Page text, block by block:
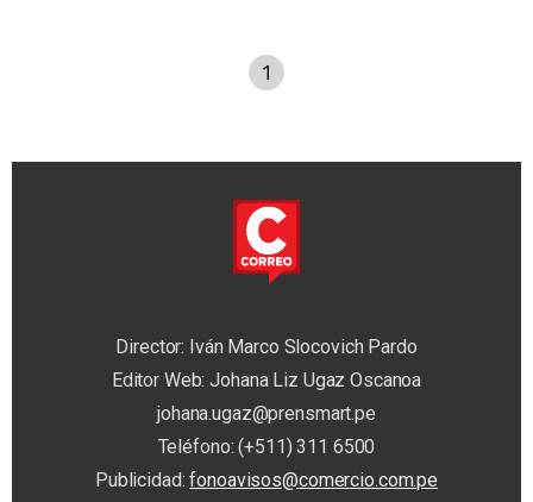
1
Director: Iván Marco Slocovich Pardo
Editor Web: Johana Liz Ugaz Oscanoa
johana.ugaz@prensmart.pe
Teléfono: (+511) 311 6500
Publicidad:fonoavisos@comercio.com.pe